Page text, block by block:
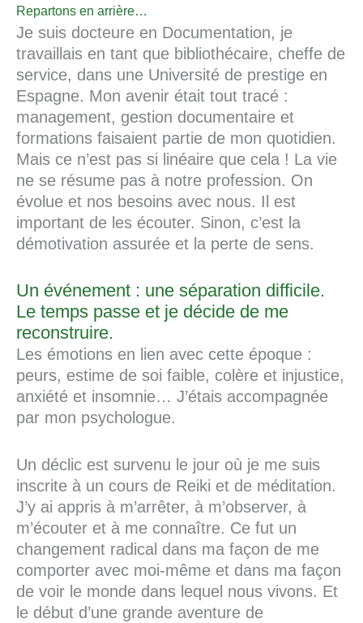
Repartons en arrière…
Je suis docteure en Documentation, je
travaillais en tant que bibliothécaire, cheffe de
service, dans une Université de prestige en
Espagne. Mon avenir était tout tracé :
management, gestion documentaire et
formations faisaient partie de mon quotidien.
Mais ce n’est pas si linéaire que cela ! La vie
ne se résume pas à notre profession. On
évolue et nos besoins avec nous. Il est
important de les écouter. Sinon, c’est la
démotivation assurée et la perte de sens.
Un événement : une séparation difficile.
Le temps passe et je décide de me
reconstruire.
Les émotions en lien avec cette époque :
peurs, estime de soi faible, colère et injustice,
anxiété et insomnie… J’étais accompagnée
par mon psychologue.
Un déclic est survenu le jour où je me suis
inscrite à un cours de Reiki et de méditation.
J’y ai appris à m’arrêter, à m’observer, à
m’écouter et à me connaître. Ce fut un
changement radical dans ma façon de me
comporter avec moi-même et dans ma façon
de voir le monde dans lequel nous vivons. Et
le début d’une grande aventure de